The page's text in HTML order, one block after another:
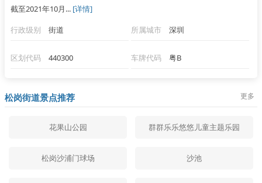
截至2021年10月... [详情]
行政级别
街道 所属城市 深圳
区划代码 440300 车牌代码 粤B
松岗街道景点推荐 更多
花果山公园 群群乐乐悠悠儿童主题乐园
松岗沙浦门球场 沙池